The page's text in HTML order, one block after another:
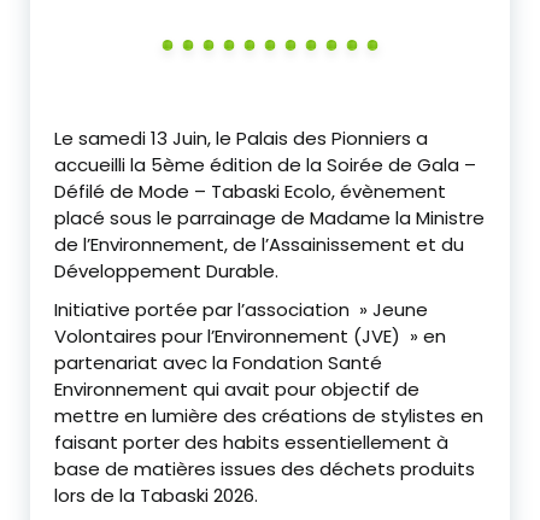
‎Le samedi 13 Juin, le Palais des Pionniers a
accueilli la 5ème édition de la Soirée de Gala –
Défilé de Mode – Tabaski Ecolo, évènement
placé sous le parrainage de Madame la Ministre
de l’Environnement, de l’Assainissement et du
Développement Durable.
‎Initiative portée par l’association » Jeune
Volontaires pour l’Environnement (JVE) » en
partenariat avec la Fondation Santé
Environnement qui avait pour objectif de
mettre en lumière des créations de stylistes en
faisant porter des habits essentiellement à
base de matières issues des déchets produits
lors de la Tabaski 2026.